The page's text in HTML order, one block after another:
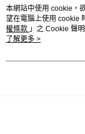
熱門標籤
本網站中使用 cookie，
望在電腦上使用 cookie
權條款 」之 Cookie 聲
用條款之 Cookie 聲明使
了解更多 >